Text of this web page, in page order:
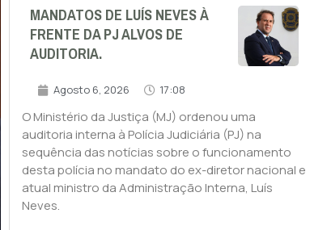
MANDATOS DE LUÍS NEVES À
FRENTE DA PJ ALVOS DE
AUDITORIA.
Agosto 6, 2026 17:08
O Ministério da Justiça (MJ) ordenou uma
auditoria interna à Polícia Judiciária (PJ) na
sequência das notícias sobre o funcionamento
desta polícia no mandato do ex-diretor nacional e
atual ministro da Administração Interna, Luís
Neves.